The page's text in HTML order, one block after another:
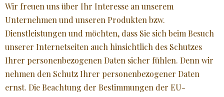
Wir freuen uns über Ihr Interesse an unserem
Unternehmen und unseren Produkten bzw.
Dienstleistungen und möchten, dass Sie sich beim Besuch
unserer Internetseiten auch hinsichtlich des Schutzes
Ihrer personenbezogenen Daten sicher fühlen. Denn wir
nehmen den Schutz Ihrer personenbezogener Daten
ernst. Die Beachtung der Bestimmungen der EU-